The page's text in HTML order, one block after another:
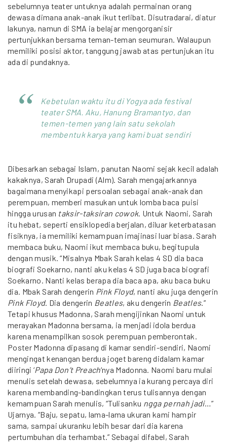
sebelumnya teater untuknya adalah permainan orang
dewasa dimana anak-anak ikut terlibat. Disutradarai, diatur
lakunya, namun di SMA ia belajar mengorganisir
pertunjukkan bersama teman-teman seumuran. Walaupun
memiliki posisi aktor, tanggung jawab atas pertunjukan itu
ada di pundaknya.
Kebetulan waktu itu di Yogya ada festival
teater SMA. Aku, Hanung Bramantyo, dan
temen-temen yang lain satu sekolah
membentuk karya yang kami buat sendiri
Dibesarkan sebagai Islam, panutan Naomi sejak kecil adalah
kakaknya, Sarah Drupadi (Alm). Sarah mengajarkannya
bagaimana menyikapi persoalan sebagai anak-anak dan
perempuan, memberi masukan untuk lomba baca puisi
hingga urusan taksir-taksiran cowok. Untuk Naomi, Sarah
itu hebat, seperti ensiklopedia berjalan, diluar keterbatasan
fisiknya, ia memiliki kemampuan imajinasi luar biasa. Sarah
membaca buku, Naomi ikut membaca buku, begitupula
dengan musik. “Misalnya Mbak Sarah kelas 4 SD dia baca
biografi Soekarno, nanti aku kelas 4 SD juga baca biografi
Soekarno. Nanti kelas berapa dia baca apa, aku baca buku
dia. Mbak Sarah dengerin Pink Floyd, nanti aku juga dengerin
Pink Floyd. Dia dengerin Beatles, aku dengerin Beatles.”
Tetapi khusus Madonna, Sarah mengijinkan Naomi untuk
merayakan Madonna bersama, ia menjadi idola berdua
karena menampilkan sosok perempuan pemberontak.
Poster Madonna dipasang di kamar sendiri-sendiri, Naomi
mengingat kenangan berdua joget bareng didalam kamar
diiringi ‘Papa Don’t Preach‘nya Madonna. Naomi baru mulai
menulis setelah dewasa, sebelumnya ia kurang percaya diri
karena membanding-bandingkan terus tulisannya dengan
kemampuan Sarah menulis, “Tulisanku ngga pernah jadi…”
Ujarnya. “Baju, sepatu, lama-lama ukuran kami hampir
sama, sampai ukuranku lebih besar dari dia karena
pertumbuhan dia terhambat.” Sebagai difabel, Sarah